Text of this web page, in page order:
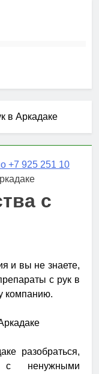
в Аркадаке
+7 925 251 10
с
и вы не знаете,
с рук в
компанию.
разобраться,
с ненужными